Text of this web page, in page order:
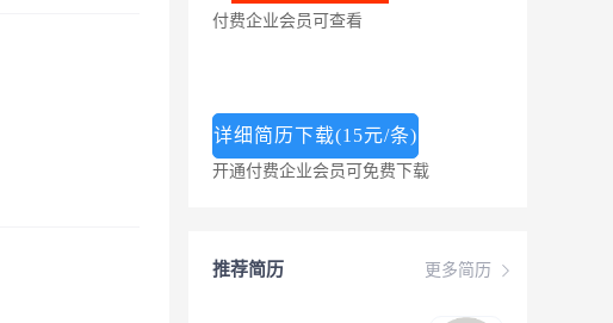
付费企业会员可查看
详细简历下载(15元/条)
开通付费企业会员可免费下载
更多简历
推荐简历